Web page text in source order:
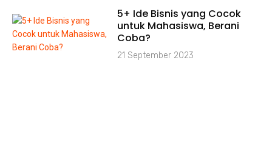
5+ Ide Bisnis yang Cocok
untuk Mahasiswa, Berani
Coba?
21 September 2023